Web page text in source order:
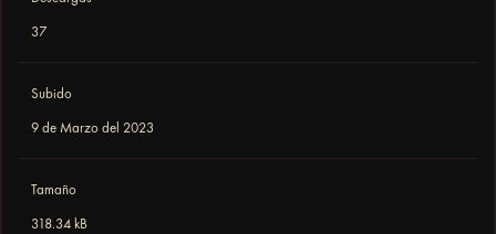
37
Subido
9 de Marzo del 2023
Tamaño
318.34 kB